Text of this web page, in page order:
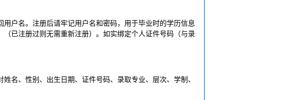
户名。注册后请牢记用户名和密码，用于毕业时的学历信息
已注册过则无需重新注册）。如实绑定个人证件号码（与录
名、性别、出生日期、证件号码、录取专业、层次、学制、